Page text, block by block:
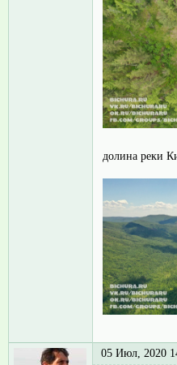
долина реки
05 Июл, 2020